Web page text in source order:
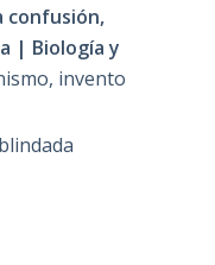
confusión,
| Biología y
invento